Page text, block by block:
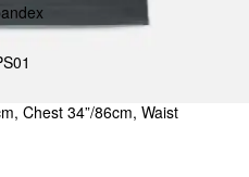
Chest 34”/86cm, Waist